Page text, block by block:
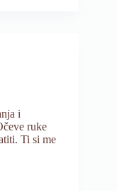
i
ruke
Ti si me